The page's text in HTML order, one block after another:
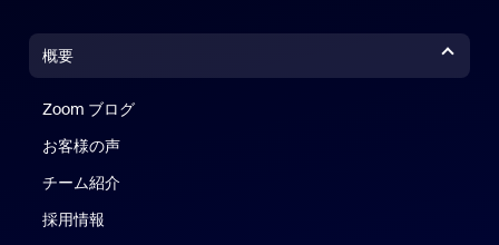
概要
Zoom ブログ
お客様の声
チーム紹介
採用情報